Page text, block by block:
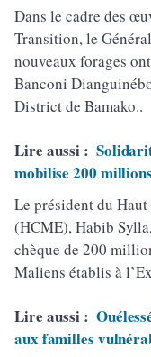
Dans le cadre des
Transition, le
nouveaux forages
Banconi
District de Bamako..
Lire aussi :
mobilise 200
Le président du
(HCME), Habib
chèque de 200
Maliens établis à
Lire aussi :
aux familles